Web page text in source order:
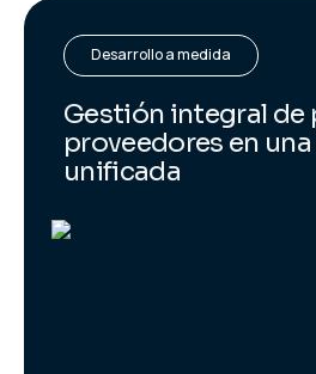
Desarrollo a medida
Gestión integral de
proveedores en
unificada